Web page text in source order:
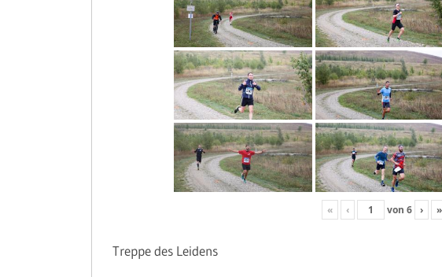
« ‹ von6 › »
Treppe des Leidens